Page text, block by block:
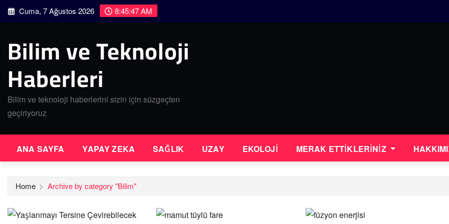
Skip
to
Cuma, 7 Ağustos 2026 8:45:47 AM
Bilim ve Teknoloji
Haberleri
Bilim ve teknoloji haberlerini sizin için süzgeçten
geçiriyoruz
ANA SAYFA YAPAY ZEKA SAĞLIK UZAY EKOLOJI MERAK ETTİKLERİNİZ
Home Archive by category "Bilim"